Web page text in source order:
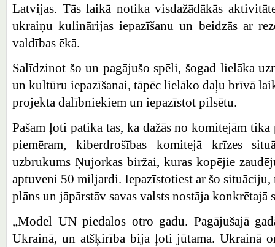
Latvijas. Tās laikā notika visdažādākās
ukraiņu kulinārijas iepazīšanu un beidzās ar
valdības ēkā.
Salīdzinot šo un pagājušo spēli, šogad lielāka
un kultūru iepazīšanai, tāpēc lielāko daļu brīvā
projekta dalībniekiem un iepazīstot pilsētu.
Pašam ļoti patika tas, ka dažās no komitejām tika
piemēram, kiberdrošības komitejā krīzes
uzbrukums Ņujorkas biržai, kuras kopējie
aptuveni 50 miljardi. Iepazīstotiest ar šo situāciju,
plāns un jāpārstāv savas valsts nostāja konkrētajā
„Model UN piedalos otro gadu. Pagājušajā
Ukrainā, un atšķirība bija ļoti jūtama. Ukrainā